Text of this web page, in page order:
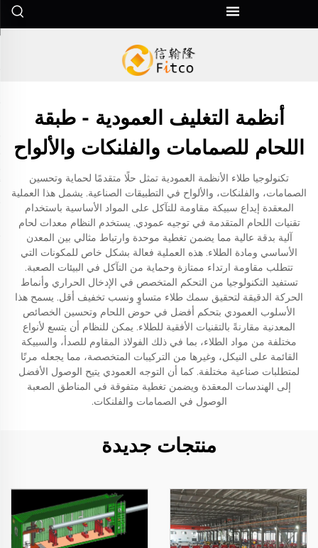
أنظمة التغليف العمودية - طبقة
اللحام للصمامات والفلنكات والألواح
تكنولوجيا طلاء الأنظمة العمودية تمثل حلًا متقدمًا لحماية وتحسين
الصمامات، والفلنكات، والألواح في التطبيقات الصناعية. يشمل هذا العملية
المعقدة إيداع سبيكة مقاومة للتآكل على المواد الأساسية باستخدام
تقنيات اللحام المتقدمة في توجيه عمودي. يستخدم النظام معدات لحام
آلية بدقة عالية مما يضمن تغطية موحدة وارتباط مثالي بين المعدن
الأساسي ومادة الطلاء. هذه العملية فعالة بشكل خاص للمكونات التي
تتطلب مقاومة ارتداء ممتازة وحماية من التآكل في البيئات الصعبة.
تستفيد التكنولوجيا من التحكم المتخصص في الإدخال الحراري وأنماط
الحركة الدقيقة لتحقيق سمك طلاء متساوٍ ونسب تخفيف أقل. يسمح هذا
الأسلوب العمودي بتحكم أفضل في حوض اللحام وتحسين الخصائص
المعدنية مقارنةً بالتقنيات الأفقية للطلاء. يمكن للنظام أن يتسع لأنواع
مختلفة من مواد الطلاء، بما في ذلك الفولاذ المقاوم للصدأ، والسبيكة
القائمة على النيكل، وغيرها من التركيبات المتخصصة، مما يجعله مرنًا
لمتطلبات صناعية مختلفة. كما أن التوجه العمودي يتيح الوصول الأفضل
إلى الهندسات المعقدة ويضمن تغطية متفوقة في المناطق الصعبة
الوصول في الصمامات والفلنكات.
منتجات جديدة